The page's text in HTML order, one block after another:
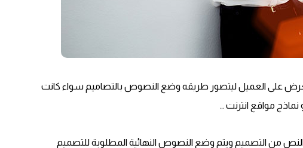
على العميل ليتصور طريقه وضع النصوص بالتصاميم سواء كانت
مواقع انترنت …
النص من التصميم ويتم وضع النصوص النهائية المطلوبة للتصميم